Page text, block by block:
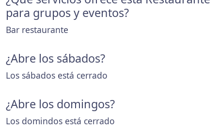
para grupos y eventos?
Bar restaurante
¿Abre los sábados?
Los sábados está cerrado
¿Abre los domingos?
Los domindos está cerrado